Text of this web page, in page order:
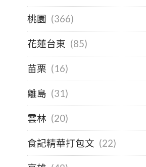
桃園 (366)
花蓮台東 (85)
苗栗 (16)
離島 (31)
雲林 (20)
食記精華打包文 (22)